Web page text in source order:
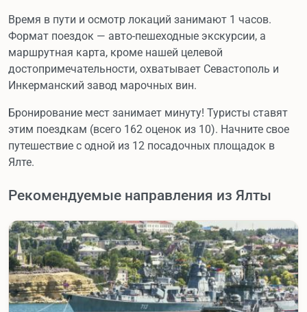
Время в пути и осмотр локаций занимают 1 часов.
Формат поездок — авто-пешеходные экскурсии, а
маршрутная карта, кроме нашей целевой
достопримечательности, охватывает Севастополь и
Инкерманский завод марочных вин.
Бронирование мест занимает минуту! Туристы ставят
этим поездкам (всего 162 оценок из 10). Начните свое
путешествие с одной из 12 посадочных площадок в
Ялте.
Рекомендуемые направления из Ялты